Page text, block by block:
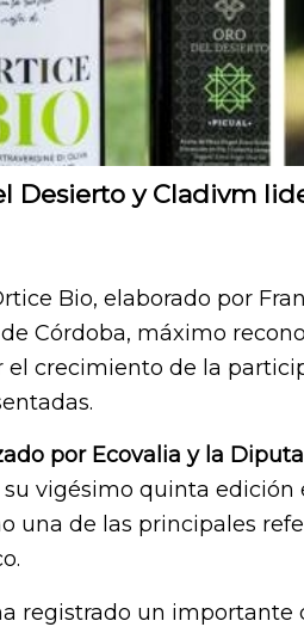
Desierto y Cladivm
Bio, elaborado por
Córdoba, máximo
crecimiento de la
por Ecovalia y la
su vigésimo quinta
una de las principales
registrado un